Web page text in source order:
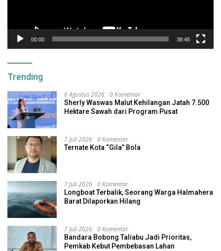
00:00 38:45
Trending
6 Agustus 2026 0 Komentar
Sherly Waswas Malut Kehilangan Jatah 7.500
Hektare Sawah dari Program Pusat
7 Juli 2026 0 Komentar
Ternate Kota “Gila” Bola
7 Juli 2026 0 Komentar
Longboat Terbalik, Seorang Warga Halmahera
Barat Dilaporkan Hilang
7 Juli 2026 0 Komentar
Bandara Bobong Taliabu Jadi Prioritas,
Pemkab Kebut Pembebasan Lahan